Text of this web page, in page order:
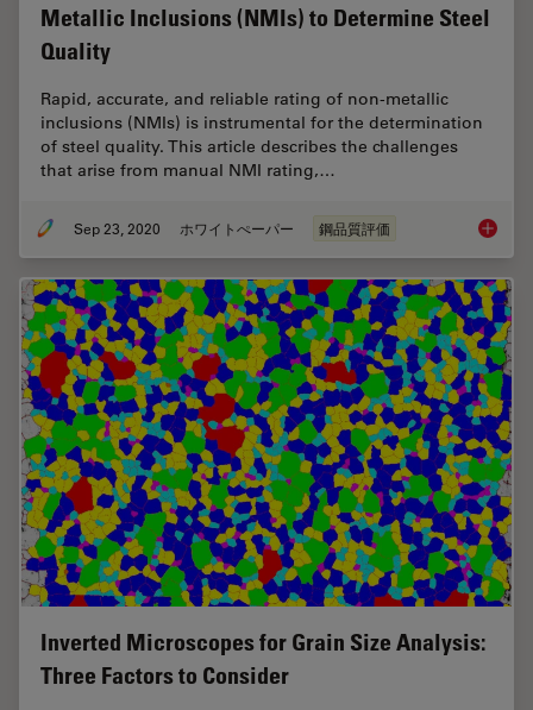
Metallic Inclusions (NMIs) to Determine Steel
Quality
Rapid, accurate, and reliable rating of non-metallic
inclusions (NMIs) is instrumental for the determination
of steel quality. This article describes the challenges
that arise from manual NMI rating,…
Sep 23, 2020 ホワイトぺーパー 鋼品質評価
Inverted Microscopes for Grain Size Analysis:
Three Factors to Consider